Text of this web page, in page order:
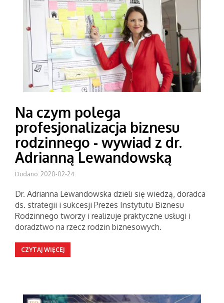
Na czym polega
profesjonalizacja biznesu
rodzinnego - wywiad z dr.
Adrianną Lewandowską
Dodano: 2020-02-24
Dr. Adrianna Lewandowska dzieli się wiedzą, doradca
ds. strategii i sukcesji Prezes Instytutu Biznesu
Rodzinnego tworzy i realizuje praktyczne usługi i
doradztwo na rzecz rodzin biznesowych.
CZYTAJ WIĘCEJ